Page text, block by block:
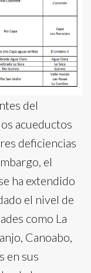
del
acueductos
deficiencias
el
ha extendido
el nivel de
como La
Canoabo,
en sus